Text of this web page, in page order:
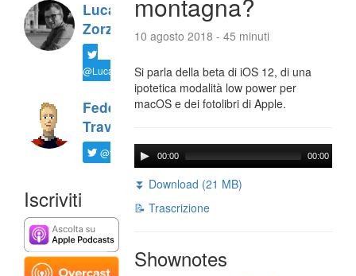
Luca
Zorzi
@LucaTNT
Federico
Travaini
@ftrava
Iscriviti
10 agosto 2018 - 45 minuti
Si parla della beta di iOS 12, di una
ipotetica modalità low power per
macOS e dei fotolibri di Apple.
00:00 00:00
⏬ Download (21 MB)
📝 Trascrizione
Shownotes